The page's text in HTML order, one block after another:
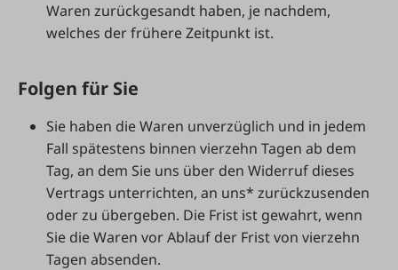
Waren zurückgesandt haben, je nachdem,
welches der frühere Zeitpunkt ist.
Folgen für Sie
Sie haben die Waren unverzüglich und in jedem
Fall spätestens binnen vierzehn Tagen ab dem
Tag, an dem Sie uns über den Widerruf dieses
Vertrags unterrichten, an uns* zurückzusenden
oder zu übergeben. Die Frist ist gewahrt, wenn
Sie die Waren vor Ablauf der Frist von vierzehn
Tagen absenden.